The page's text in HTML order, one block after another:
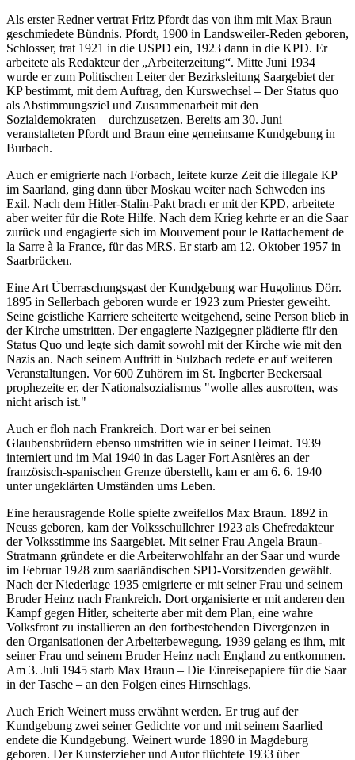
Als erster Redner vertrat Fritz Pfordt das von ihm mit Max Braun
geschmiedete Bündnis. Pfordt, 1900 in Landsweiler-Reden geboren,
Schlosser, trat 1921 in die USPD ein, 1923 dann in die KPD. Er
arbeitete als Redakteur der „Arbeiterzeitung“. Mitte Juni 1934
wurde er zum Politischen Leiter der Bezirksleitung Saargebiet der
KP bestimmt, mit dem Auftrag, den Kurswechsel – Der Status quo
als Abstimmungsziel und Zusammenarbeit mit den
Sozialdemokraten – durchzusetzen. Bereits am 30. Juni
veranstalteten Pfordt und Braun eine gemeinsame Kundgebung in
Burbach.
Auch er emigrierte nach Forbach, leitete kurze Zeit die illegale KP
im Saarland, ging dann über Moskau weiter nach Schweden ins
Exil. Nach dem Hitler-Stalin-Pakt brach er mit der KPD, arbeitete
aber weiter für die Rote Hilfe. Nach dem Krieg kehrte er an die Saar
zurück und engagierte sich im Mouvement pour le Rattachement de
la Sarre à la France, für das MRS. Er starb am 12. Oktober 1957 in
Saarbrücken.
Eine Art Überraschungsgast der Kundgebung war Hugolinus Dörr.
1895 in Sellerbach geboren wurde er 1923 zum Priester geweiht.
Seine geistliche Karriere scheiterte weitgehend, seine Person blieb in
der Kirche umstritten. Der engagierte Nazigegner plädierte für den
Status Quo und legte sich damit sowohl mit der Kirche wie mit den
Nazis an. Nach seinem Auftritt in Sulzbach redete er auf weiteren
Veranstaltungen. Vor 600 Zuhörern im St. Ingberter Beckersaal
prophezeite er, der Nationalsozialismus "wolle alles ausrotten, was
nicht arisch ist."
Auch er floh nach Frankreich. Dort war er bei seinen
Glaubensbrüdern ebenso umstritten wie in seiner Heimat. 1939
interniert und im Mai 1940 in das Lager Fort Asnières an der
französisch-spanischen Grenze überstellt, kam er am 6. 6. 1940
unter ungeklärten Umständen ums Leben.
Eine herausragende Rolle spielte zweifellos Max Braun. 1892 in
Neuss geboren, kam der Volksschullehrer 1923 als Chefredakteur
der Volksstimme ins Saargebiet. Mit seiner Frau Angela Braun-
Stratmann gründete er die Arbeiterwohlfahr an der Saar und wurde
im Februar 1928 zum saarländischen SPD-Vorsitzenden gewählt.
Nach der Niederlage 1935 emigrierte er mit seiner Frau und seinem
Bruder Heinz nach Frankreich. Dort organisierte er mit anderen den
Kampf gegen Hitler, scheiterte aber mit dem Plan, eine wahre
Volksfront zu installieren an den fortbestehenden Divergenzen in
den Organisationen der Arbeiterbewegung. 1939 gelang es ihm, mit
seiner Frau und seinem Bruder Heinz nach England zu entkommen.
Am 3. Juli 1945 starb Max Braun – Die Einreisepapiere für die Saar
in der Tasche – an den Folgen eines Hirnschlags.
Auch Erich Weinert muss erwähnt werden. Er trug auf der
Kundgebung zwei seiner Gedichte vor und mit seinem Saarlied
endete die Kundgebung. Weinert wurde 1890 in Magdeburg
geboren. Der Kunsterzieher und Autor flüchtete 1933 über